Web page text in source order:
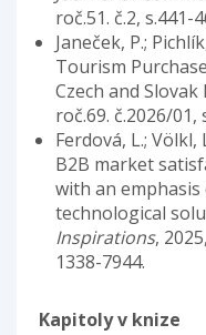
roč.51. č.2, s.441-
Janeček, P.;
Tourism
Czech and
roč.69. č.2026/01,
Ferdová, L.; Völkl,
B2B market
with an
technological
Inspirations,
1338-7944.
Kapitoly v knize